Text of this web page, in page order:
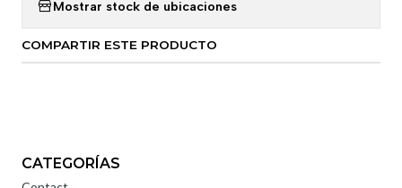
Mostrar stock de ubicaciones
COMPARTIR ESTE PRODUCTO
CATEGORÍAS